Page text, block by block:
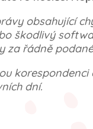
obsahující
škodlivý
za řádně
korespondenci
dní.